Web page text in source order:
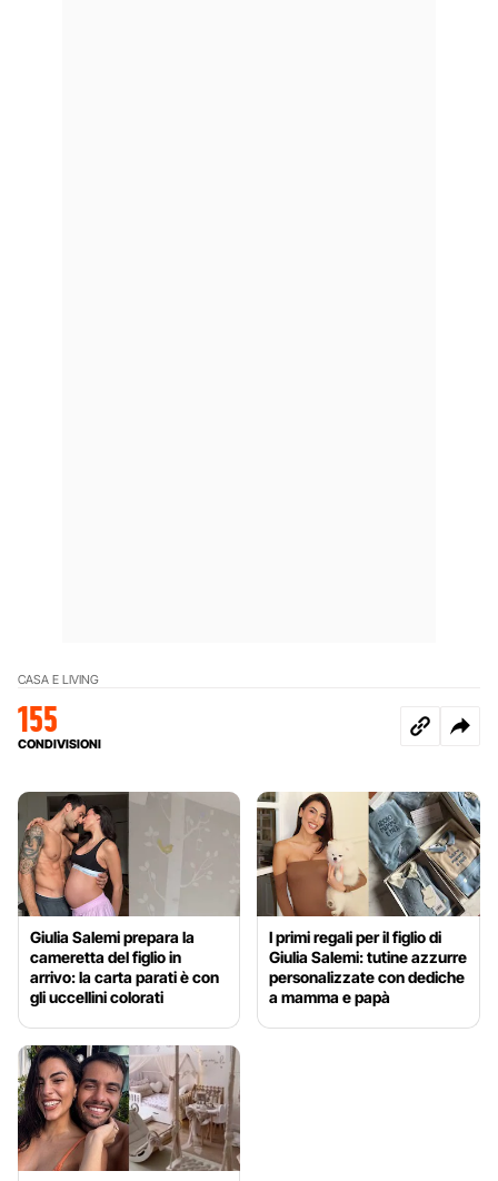
CASA E LIVING
155
CONDIVISIONI
Giulia Salemi prepara la
cameretta del figlio in
arrivo: la carta parati è con
gli uccellini colorati
I primi regali per il figlio di
Giulia Salemi: tutine azzurre
personalizzate con dediche
a mamma e papà